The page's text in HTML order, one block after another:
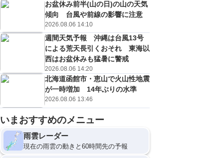
m/s 2m/s 2 m/s 2m/s 2
お盆休み前半(山の日)の山の天気
傾向 台風や前線の影響に注意
2026.08.06 14:10
週間天気予報 沖縄は台風13号
による荒天長引くおそれ 東海以
西はお盆休みも猛暑に警戒
2026.08.06 14:20
北海道函館市・恵山で火山性地震
が一時増加 14年ぶりの水準
2026.08.06 13:46
いまおすすめのメニュー
雨雲レーダー
現在の雨雲の動きと60時間先の予報